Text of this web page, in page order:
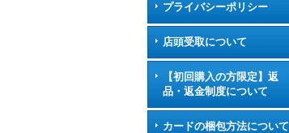
プライバシーポリシー
店頭受取について
【初回購入の方限定】返
品・返金制度について
カードの梱包方法について